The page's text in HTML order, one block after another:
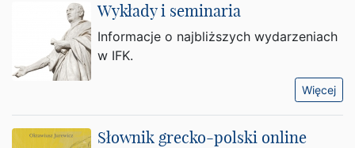
Wykłady i seminaria
Informacje o najbliższych wydarzeniach
w IFK.
Więcej
Słownik grecko-polski online